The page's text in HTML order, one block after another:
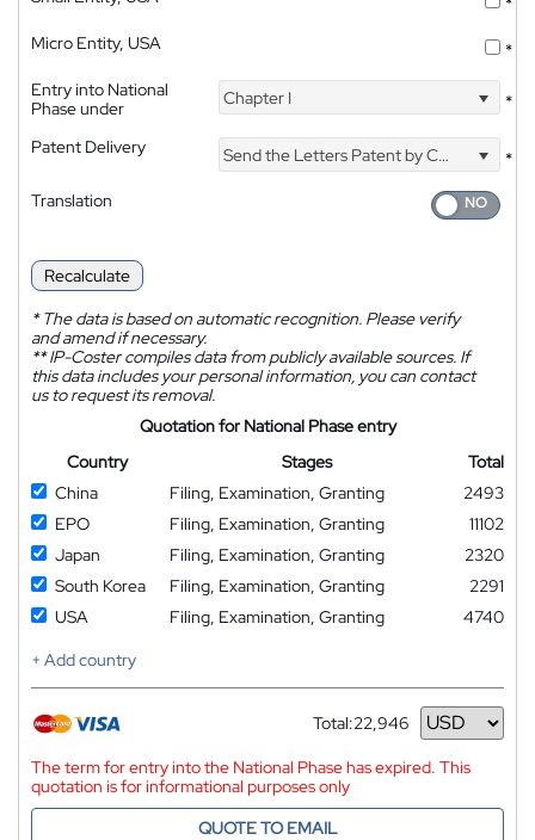
Micro Entity, USA
*
Entry into National
Phase under
Chapter I *
Patent Delivery Send the Letters Patent by Courier
*
Translation
Recalculate
*The data is based on automatic recognition. Please verify
and amend if necessary.
**IP-Coster compiles data from publicly available sources. If
this data includes your personal information, you can contact
us to request its removal.
Quotation for National Phase entry
Country
Stages
Total
China
Filing, Examination, Granting
2493
EPO
Filing, Examination, Granting
11102
Japan
Filing, Examination, Granting
2320
South Korea
Filing, Examination, Granting
2291
USA
Filing, Examination, Granting
4740
+ Add country
Total:22,946
Currency
The term for entry into the National Phase has expired. This
quotation is for informational purposes only
QUOTE TO EMAIL